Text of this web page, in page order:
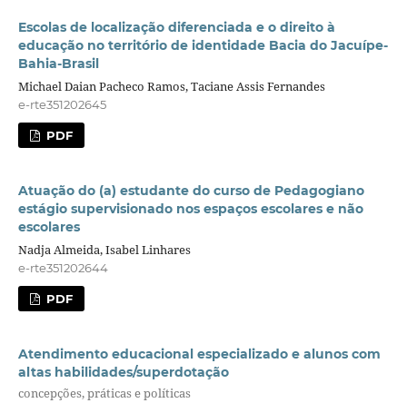
Escolas de localização diferenciada e o direito à
educação no território de identidade Bacia do Jacuípe-
Bahia-Brasil
Michael Daian Pacheco Ramos, Taciane Assis Fernandes
e-rte351202645
PDF
Atuação do (a) estudante do curso de Pedagogiano
estágio supervisionado nos espaços escolares e não
escolares
Nadja Almeida, Isabel Linhares
e-rte351202644
PDF
Atendimento educacional especializado e alunos com
altas habilidades/superdotação
concepções, práticas e políticas